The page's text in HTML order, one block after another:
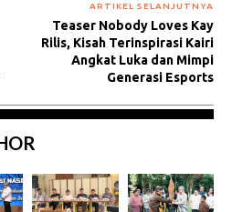
ARTIKEL SELANJUTNYA
Teaser Nobody Loves Kay
Rilis, Kisah Terinspirasi Kairi
Angkat Luka dan Mimpi
Generasi Esports